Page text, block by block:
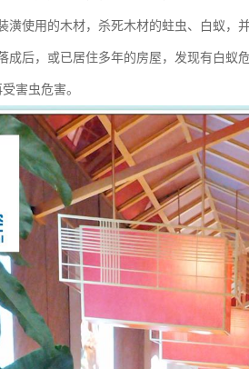
潢使用的木材，杀死木材的蛀虫、白蚁，
成后，或已居住多年的房屋，发现有白蚁
害虫危害。